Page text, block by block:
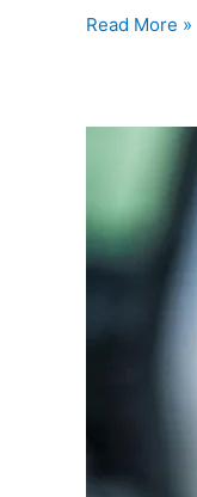
Read More »
a
morte: